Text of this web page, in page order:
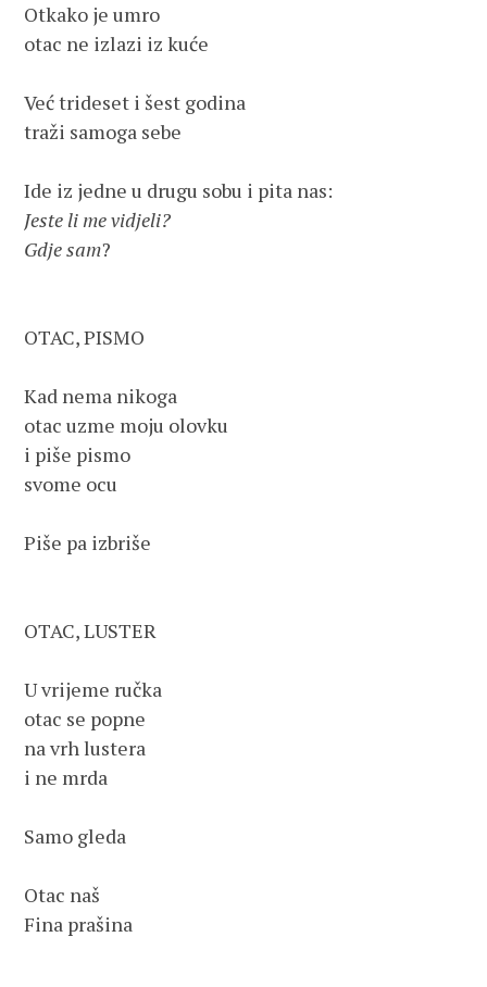
Otkako je umro
otac ne izlazi iz kuće
Već trideset i šest godina
traži samoga sebe
Jeste li me vidjeli?
Gdje sam?
OTAC, PISMO
Kad nema nikoga
otac uzme moju olovku
i piše pismo
svome ocu
Piše pa izbriše
OTAC, LUSTER
U vrijeme ručka
otac se popne
na vrh lustera
i ne mrda
Samo gleda
Otac naš
Fina prašina